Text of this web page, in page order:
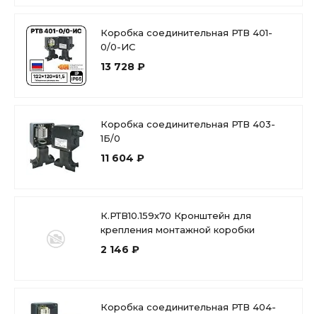
Коробка соединительная РТВ 401-
0/0-ИС
13 728 ₽
Коробка соединительная РТВ 403-
1Б/0
11 604 ₽
К.РТВ10.159х70 Кронштейн для
крепления монтажной коробки
2 146 ₽
Коробка соединительная РТВ 404-